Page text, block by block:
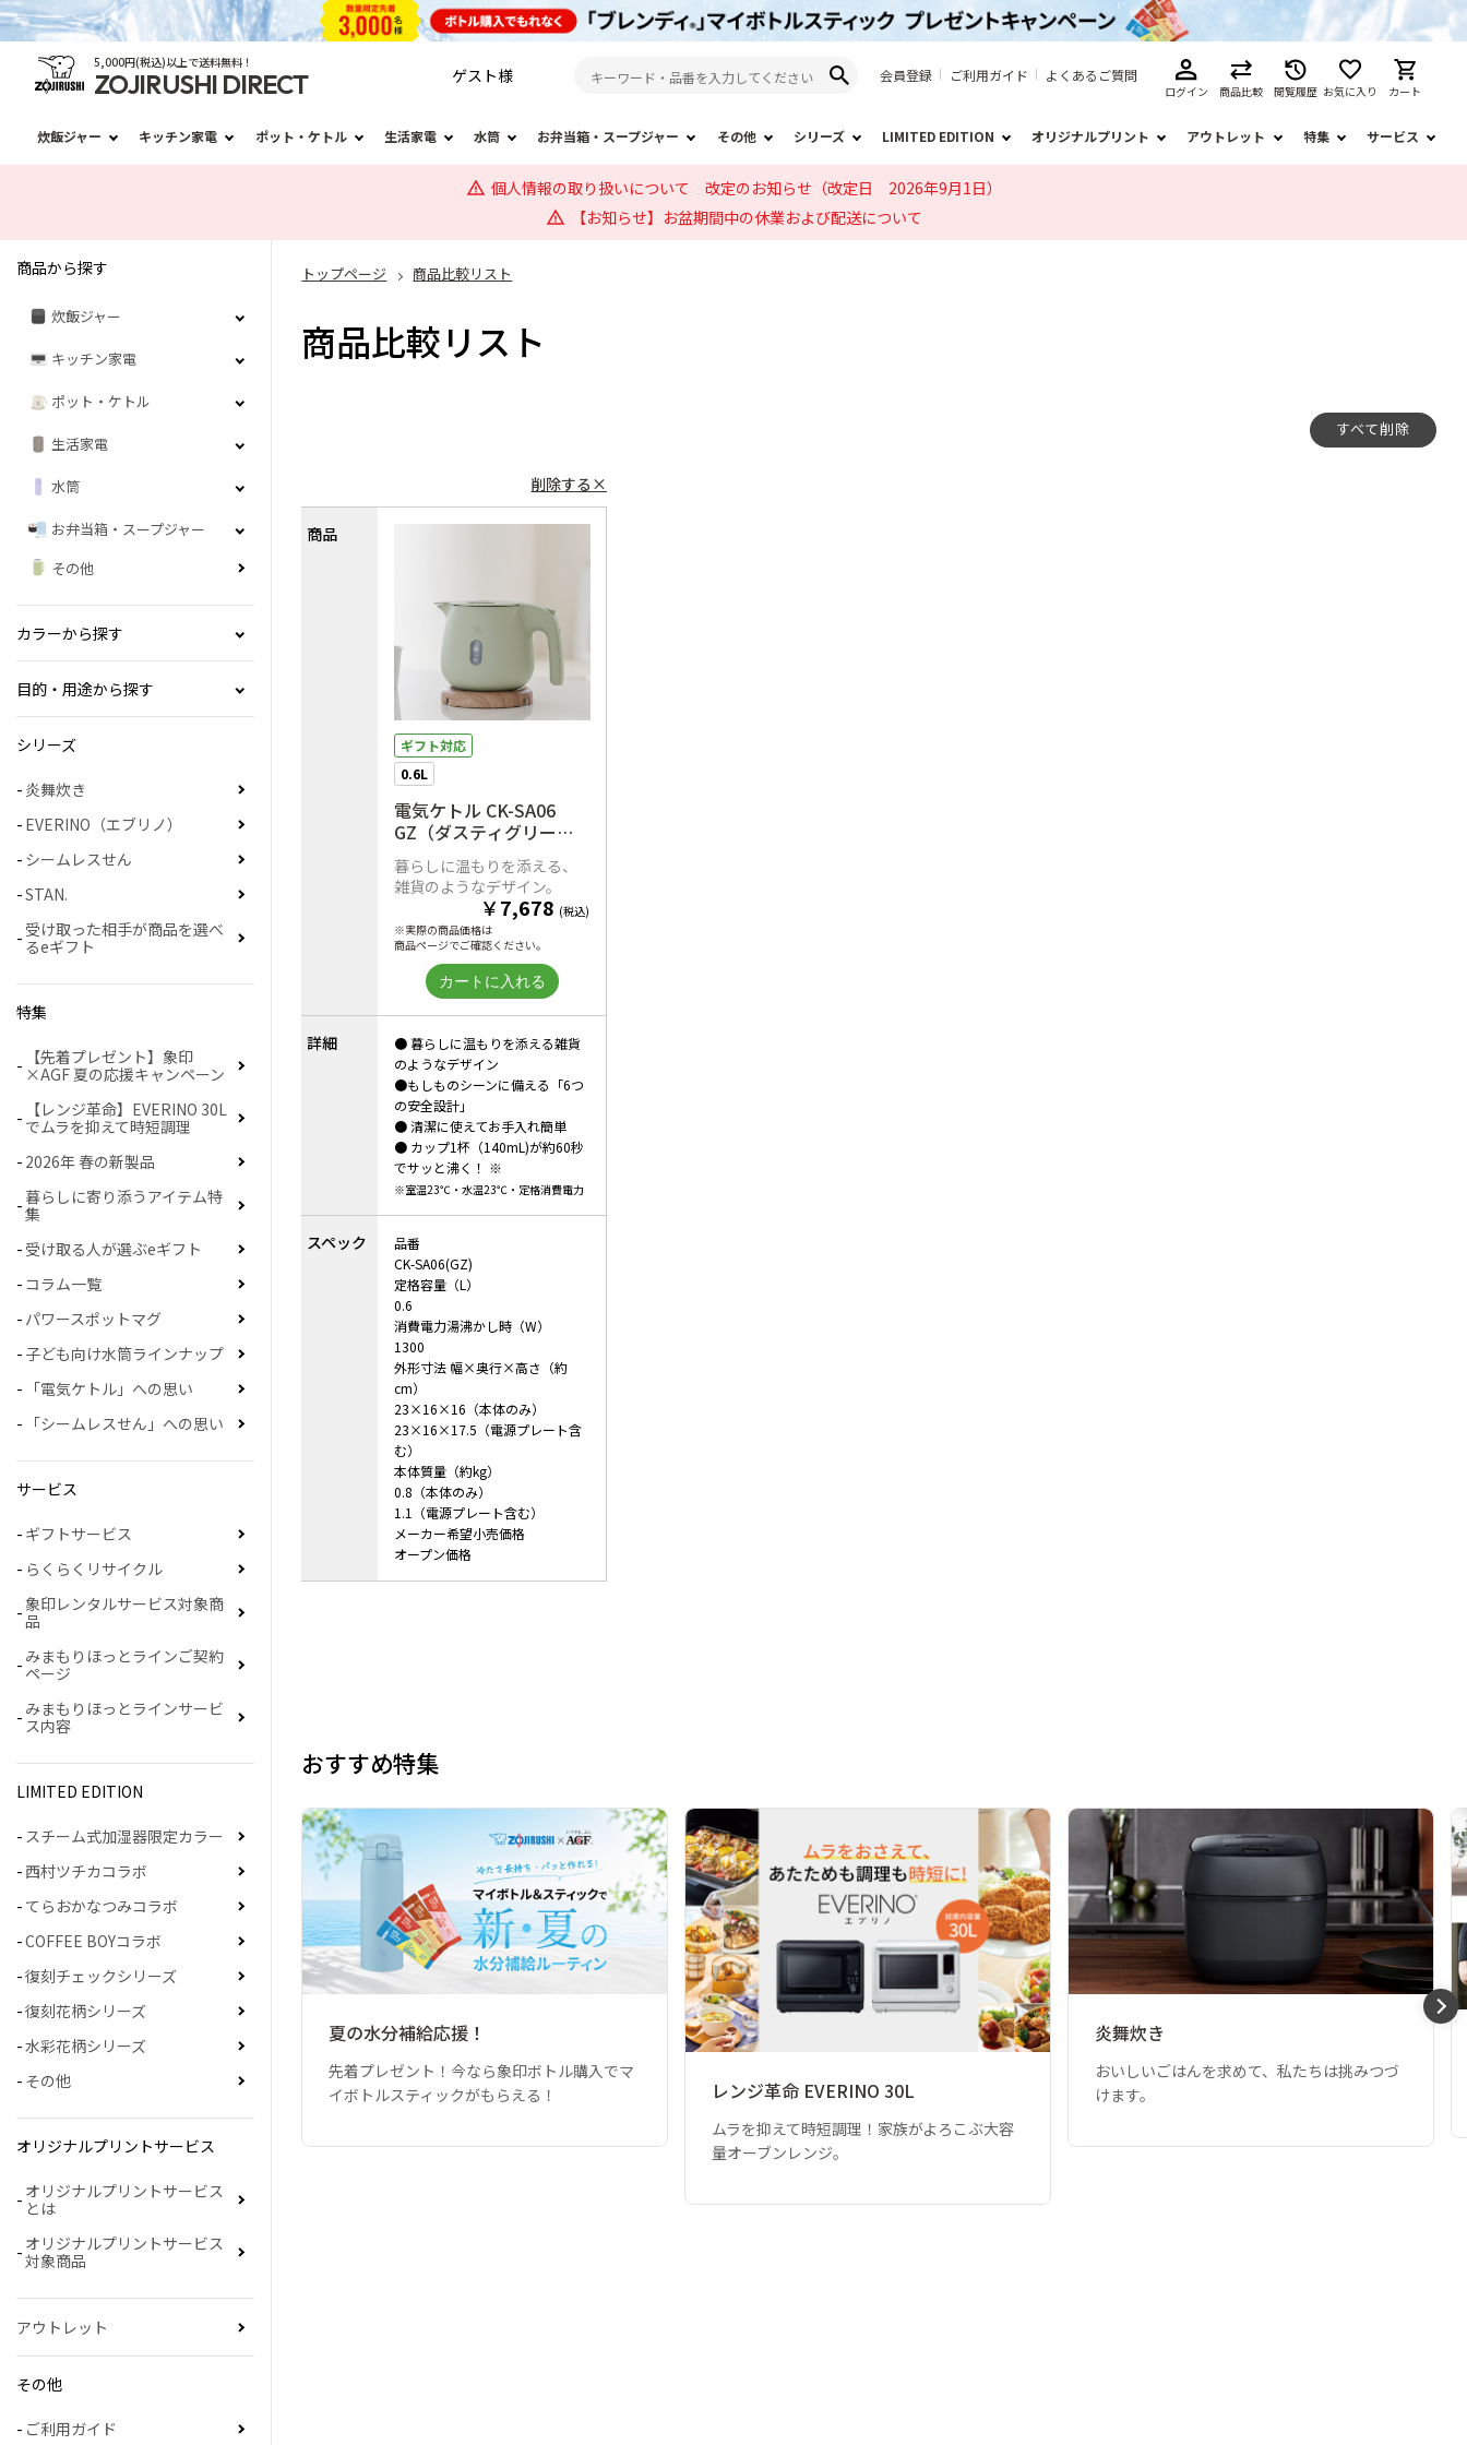
5,000円(税込)以上で送料無料！
ZOJIRUSHI DIRECT ゲスト様 会員登録 ご利用ガイド よくあるご質問
ログイン 商品比較 閲覧履歴 お気に入り カート
炊飯ジャー キッチン家電 ポット・ケトル 生活家電 水筒 お弁当箱・スープジャー その他 シリーズ LIMITED EDITION オリジナルプリント アウトレット 特集 サービス
個人情報の取り扱いについて 改定のお知らせ（改定日 2026年9月1日）
【お知らせ】お盆期間中の休業および配送について
トップページ 商品比較リスト
商品比較リスト
すべて削除
商品
詳細
スペック
削除する×
ギフト対応
0.6L
電気ケトル CK-SA06
GZ（ダスティグリー
ン）
暮らしに温もりを添える、
雑貨のようなデザイン。
￥7,678 (税込)
※実際の商品価格は
商品ページでご確認ください。
● 暮らしに温もりを添える雑貨
のようなデザイン
●もしものシーンに備える「6つ
の安全設計」
● 清潔に使えてお手入れ簡単
● カップ1杯（140mL)が約60秒
でサッと沸く！ ※
※室温23℃・水温23℃・定格消費電力
品番
CK-SA06(GZ)
定格容量（L）
0.6
消費電力湯沸かし時（W）
1300
外形寸法 幅×奥行×高さ（約
cm）
23×16×16（本体のみ）
23×16×17.5（電源プレート含
む）
本体質量（約kg）
0.8（本体のみ）
1.1（電源プレート含む）
メーカー希望小売価格
オープン価格
おすすめ特集
夏の水分補給応援！
先着プレゼント！今なら象印ボトル購入でマ
イボトルスティックがもらえる！
レンジ革命 EVERINO 30L
ムラを抑えて時短調理！家族がよろこぶ大容
量オーブンレンジ。
炎舞炊き
おいしいごはんを求めて、私たちは挑みつづ
けます。
商品から探す
炊飯ジャー
キッチン家電
ポット・ケトル
生活家電
水筒
お弁当箱・スープジャー
その他
カラーから探す
目的・用途から探す
シリーズ
炎舞炊き
EVERINO（エブリノ）
シームレスせん
STAN.
受け取った相手が商品を選べ
るeギフト
特集
【先着プレゼント】象印
×AGF 夏の応援キャンペーン
【レンジ革命】EVERINO 30L
でムラを抑えて時短調理
2026年 春の新製品
暮らしに寄り添うアイテム特
集
受け取る人が選ぶeギフト
コラム一覧
パワースポットマグ
子ども向け水筒ラインナップ
「電気ケトル」への思い
「シームレスせん」への思い
サービス
ギフトサービス
らくらくリサイクル
象印レンタルサービス対象商
品
みまもりほっとラインご契約
ページ
みまもりほっとラインサービ
ス内容
LIMITED EDITION
スチーム式加湿器限定カラー
西村ツチカコラボ
てらおかなつみコラボ
COFFEE BOYコラボ
復刻チェックシリーズ
復刻花柄シリーズ
水彩花柄シリーズ
その他
オリジナルプリントサービス
オリジナルプリントサービス
とは
オリジナルプリントサービス
対象商品
アウトレット
その他
ご利用ガイド